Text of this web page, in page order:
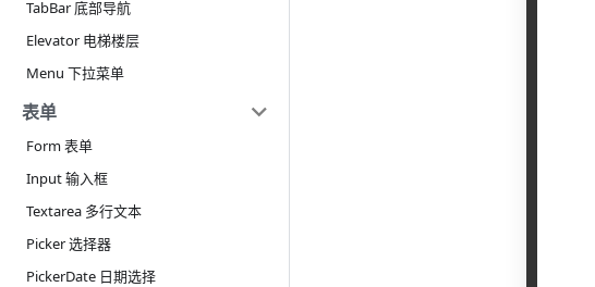
TabBar 底部导航
Elevator 电梯楼层
Menu 下拉菜单
表单
Form 表单
Input 输入框
Textarea 多行文本
Picker 选择器
PickerDate 日期选择